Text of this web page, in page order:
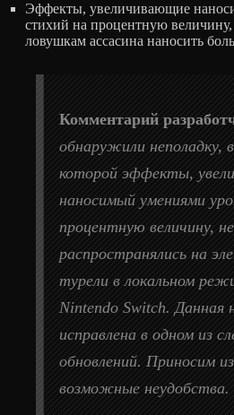
Эффекты, увеличивающие
стихий на процентную величину,
ловушкам ассасина наносить
Комментарий
обнаружили неполадку,
которой эффекты,
наносимый умениями
процентную величину, не
распространялись на
турели в локальном
Nintendo Switch. Данная
исправлена в одном из
обновлений. Приносим
возможные неудобства.